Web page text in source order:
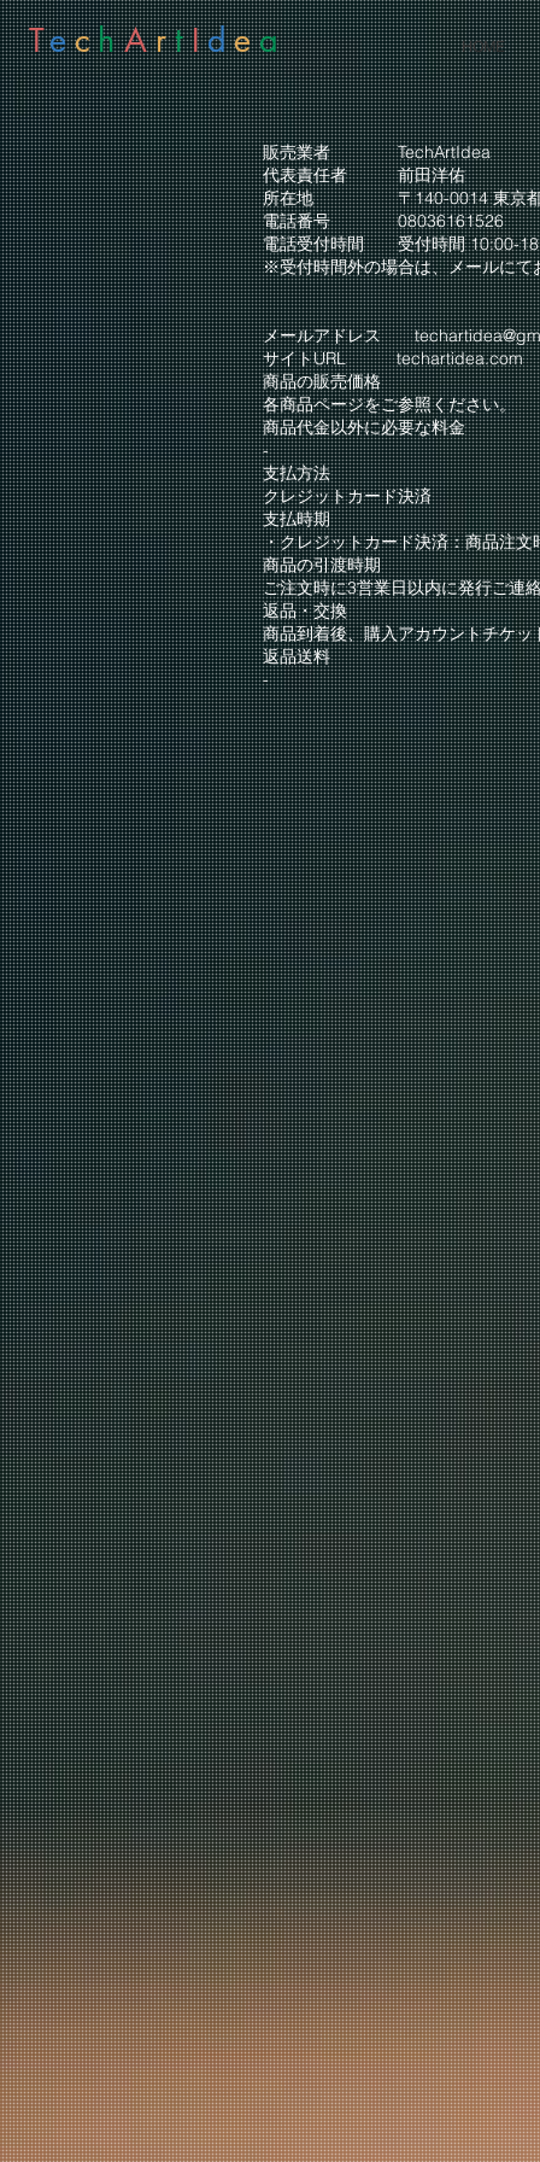
TechArtIdea HOME
販売業者 TechArtIdea
代表責任者 前田洋佑
所在地 〒140-0014 東京都品
電話番号 08036161526
電話受付時間 受付時間 10:00-
※受付時間外の場合は、メールにて
メールアドレス
サイトURL techartidea.com
商品の販売価格
各商品ページをご参照ください。
商品代金以外に必要な料金
-
支払方法
クレジットカード決済
支払時期
・クレジットカード決済：商品注
商品の引渡時期
ご注文時に3営業日以内に発行ご連
返品・交換
商品到着後、購入アカウントチケ
返品送料
-